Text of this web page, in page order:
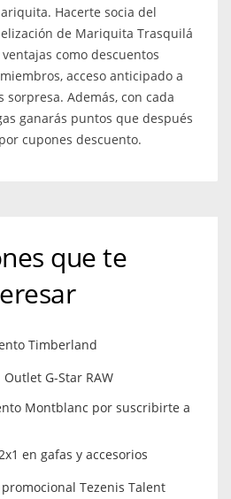
Hacerte socia del
de Mariquita Trasquilá
como descuentos
acceso anticipado a
sorpresa. Además, con cada
ganarás puntos que después
cupones descuento.
que te
Timberland
G-Star RAW
Montblanc por suscribirte a
en gafas y accesorios
promocional Tezenis Talent